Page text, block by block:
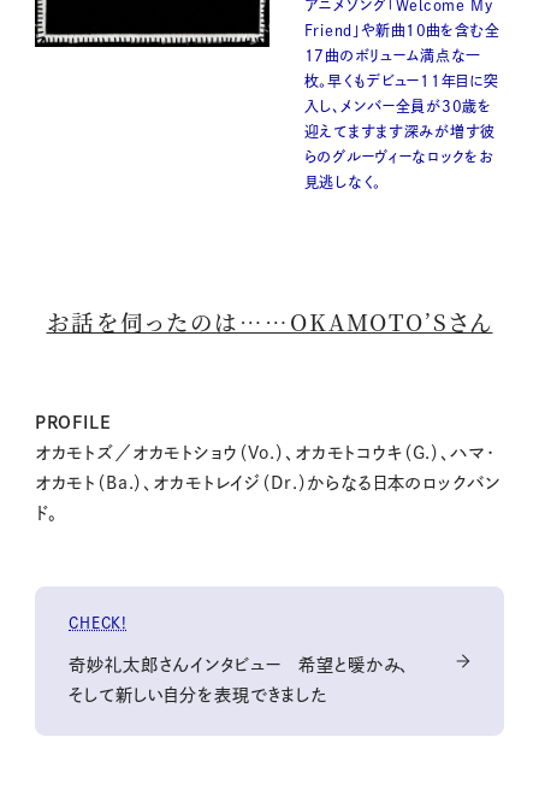
アニメソング「Welcome My
Friend」や新曲10曲を含む全
17曲のボリューム満点な一
枚。早くもデビュー11年目に突
入し、メンバー全員が30歳を
迎えてますます深みが増す彼
らのグルーヴィーなロックをお
見逃しなく。
お話を伺ったのは……OKAMOTO’Sさん
PROFILE
オカモトズ／オカモトショウ（Vo.）、オカモトコウキ（G.）、ハマ･
オカモト（Ba.）、オカモトレイジ（Dr.）からなる日本のロックバン
ド。
CHECK!
奇妙礼太郎さんインタビュー 希望と暖かみ、
そして新しい自分を表現できました